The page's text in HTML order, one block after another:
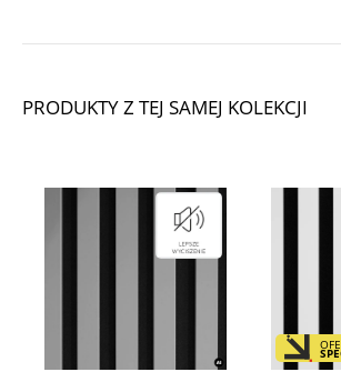
PRODUKTY Z TEJ SAMEJ KOLEKCJI